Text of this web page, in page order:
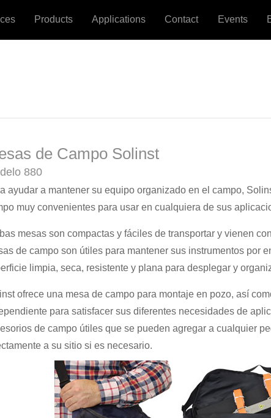
Products Applications Contact Events
de Campo Solinst
880
ayudar a mantener su equipo organizado en el campo,
muy convenientes para usar en cualquiera de sus
mesas son compactas y fáciles de transportar y vienen
de campo son útiles para mantener sus instrumentos por
limpia, seca, resistente y plana para desplegar y
ofrece una mesa de campo para montaje en pozo, así
para satisfacer sus diferentes necesidades de
de campo útiles que se pueden agregar a cualquier
a su sitio si es necesario.